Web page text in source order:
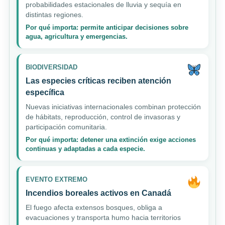
probabilidades estacionales de lluvia y sequía en
distintas regiones.
Por qué importa: permite anticipar decisiones sobre
agua, agricultura y emergencias.
BIODIVERSIDAD
Las especies críticas reciben atención
específica
Nuevas iniciativas internacionales combinan protección
de hábitats, reproducción, control de invasoras y
participación comunitaria.
Por qué importa: detener una extinción exige acciones
continuas y adaptadas a cada especie.
EVENTO EXTREMO
Incendios boreales activos en Canadá
El fuego afecta extensos bosques, obliga a
evacuaciones y transporta humo hacia territorios